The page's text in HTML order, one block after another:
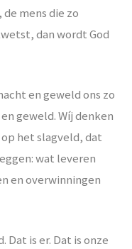
mens die zo
dan wordt God
en geweld ons zo
geweld. Wíj denken
het slagveld, dat
wat leveren
en overwinningen
is er. Dat is onze